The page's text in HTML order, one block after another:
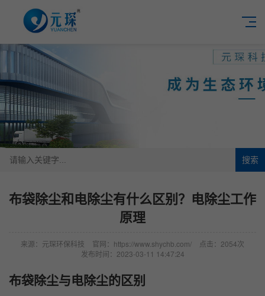
搜索
布袋除尘和电除尘有什么区别？电除尘工作
原理
来源：元琛环保科技 官网：https://www.shychb.com/
点击：2054次
发布时间：2023-03-11 14:47:24
布袋除尘与电除尘的区别